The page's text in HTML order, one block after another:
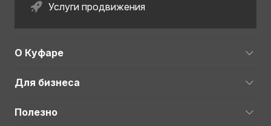
Услуги продвижения
О Куфаре
Для бизнеса
Полезно